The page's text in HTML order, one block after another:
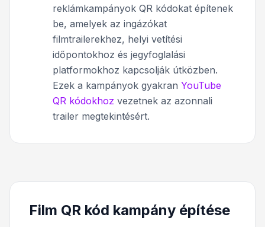
reklámkampányok QR kódokat építenek
be, amelyek az ingázókat
filmtrailerekhez, helyi vetítési
időpontokhoz és jegyfoglalási
platformokhoz kapcsolják útközben.
Ezek a kampányok gyakran YouTube
QR kódokhoz vezetnek az azonnali
trailer megtekintésért.
Film QR kód kampány építése